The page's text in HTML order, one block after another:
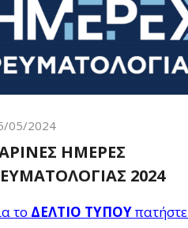
05/2024
ΗΜΕΡΕΣ
2024
το ΔΕΛΤΙΟ ΤΥΠΟΥπατήστε